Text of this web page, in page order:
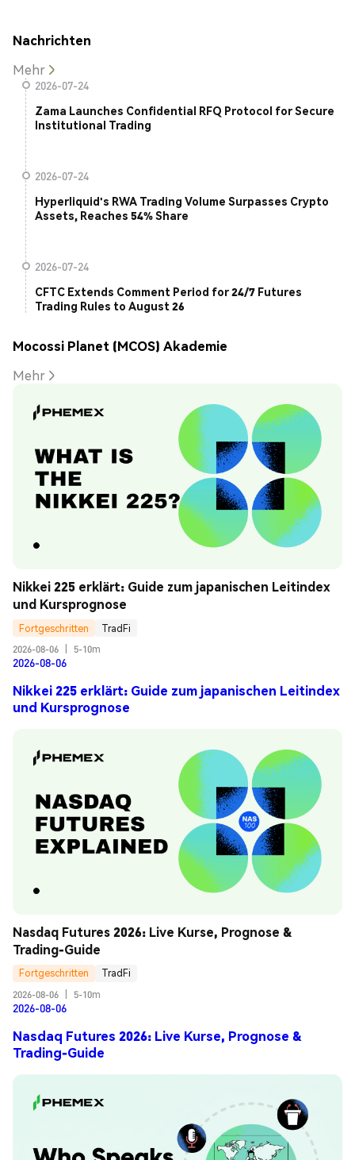
Nachrichten
Mehr
2026-07-24
Zama Launches Confidential RFQ Protocol for Secure
Institutional Trading
2026-07-24
Hyperliquid's RWA Trading Volume Surpasses Crypto
Assets, Reaches 54% Share
2026-07-24
CFTC Extends Comment Period for 24/7 Futures
Trading Rules to August 26
Mocossi Planet (MCOS) Akademie
Mehr
Nikkei 225 erklärt: Guide zum japanischen Leitindex
und Kursprognose
Fortgeschritten
TradFi
2026-08-06
5-10m
2026-08-06
Nikkei 225 erklärt: Guide zum japanischen Leitindex
und Kursprognose
Nasdaq Futures 2026: Live Kurse, Prognose &
Trading-Guide
Fortgeschritten
TradFi
2026-08-06
5-10m
2026-08-06
Nasdaq Futures 2026: Live Kurse, Prognose &
Trading-Guide